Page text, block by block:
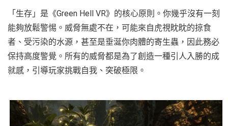
「生存」是《Green Hell VR》的核心原則。你幾乎沒有一刻
能夠放鬆警惕。威脅無處不在，可能來自虎視眈眈的掠食
者、受污染的水源，甚至是垂涎你肉體的寄生蟲，因此務必
保持高度警覺。所有的威脅都是為了創造一種引人入勝的成
就感，引導玩家挑戰自我、突破極限。